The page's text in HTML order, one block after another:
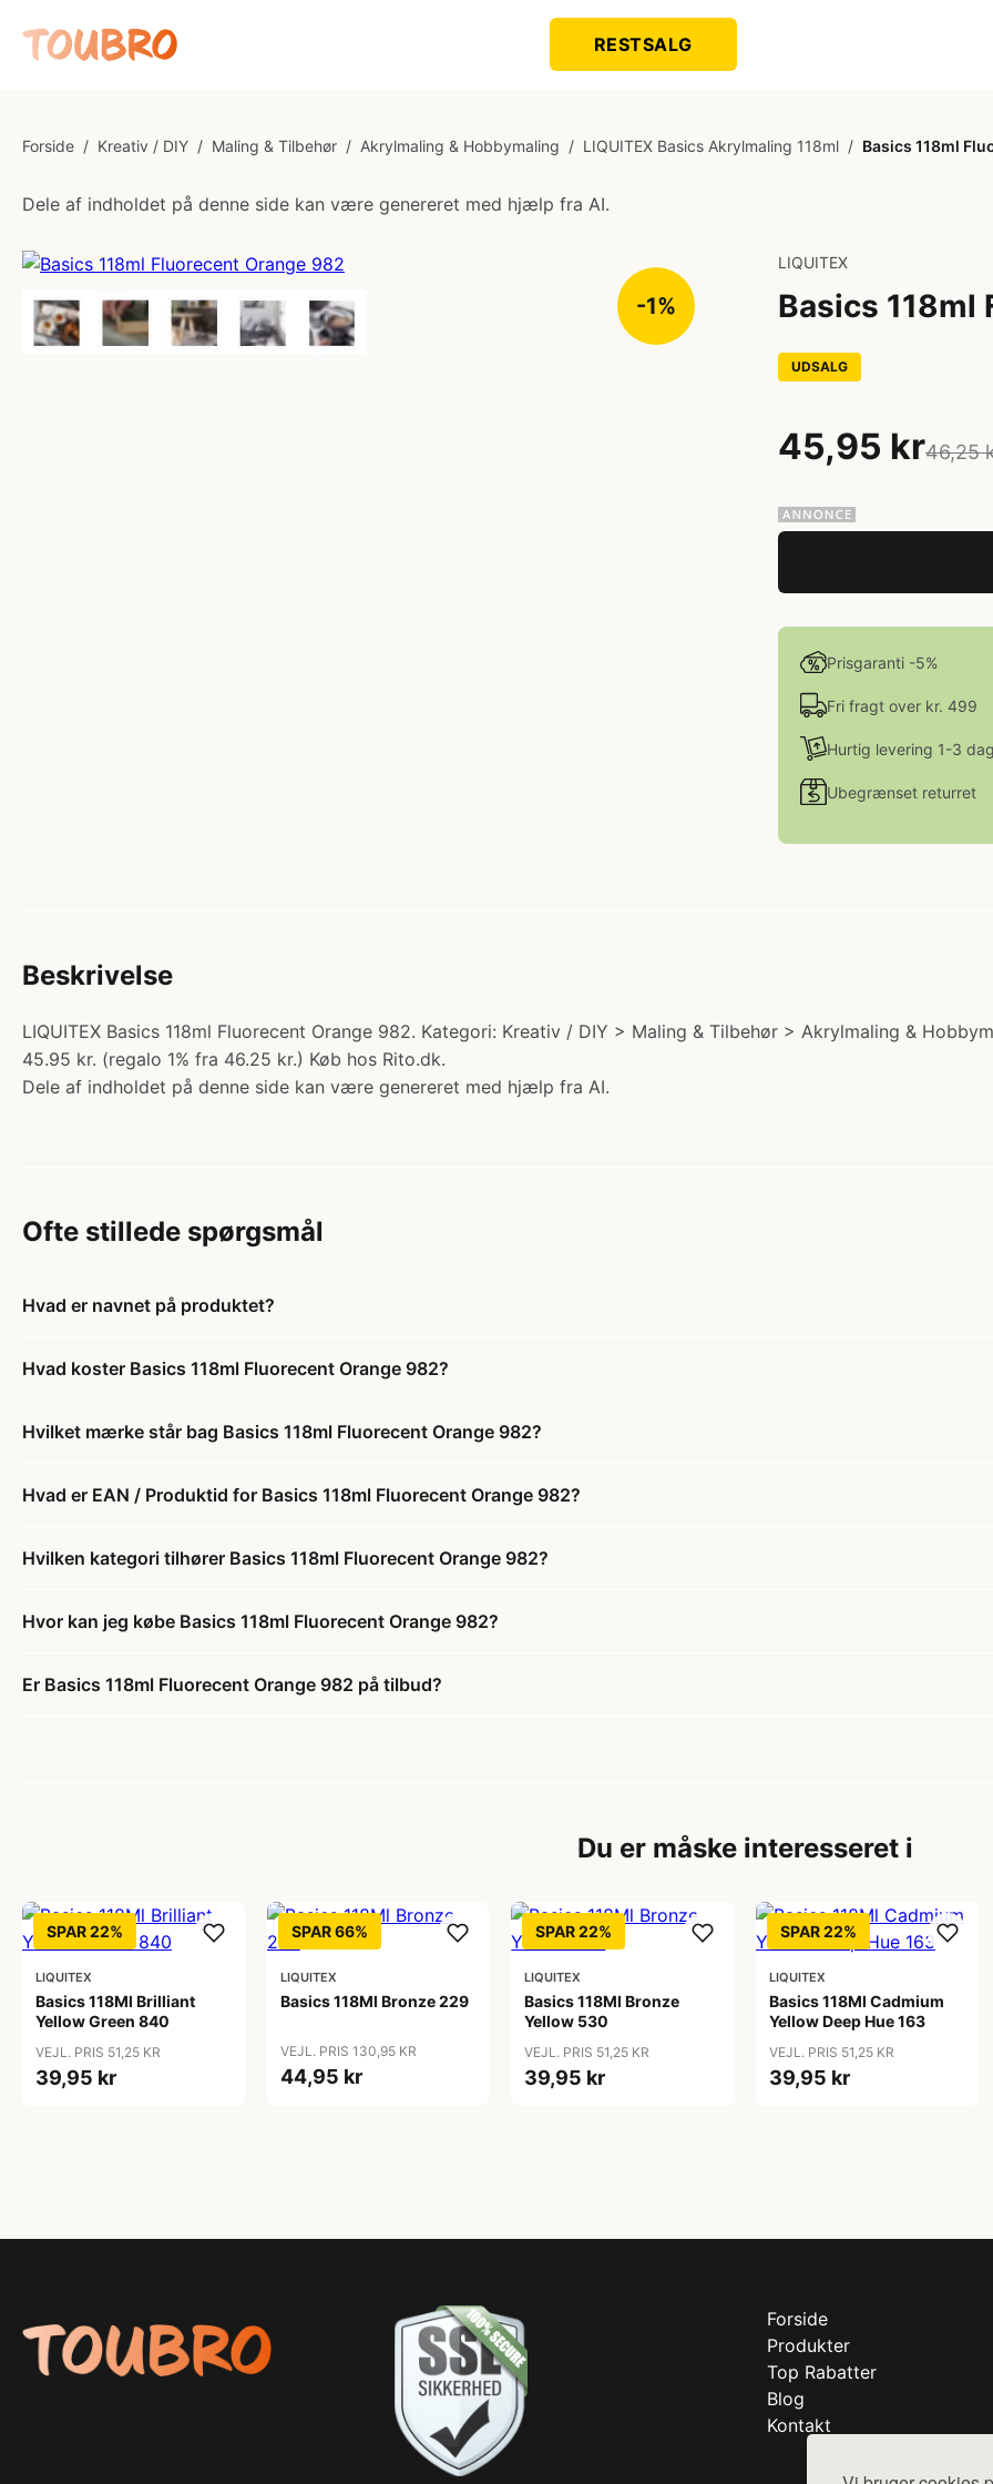
RESTSALG
Forside / Kreativ / DIY / Maling & Tilbehør / Akrylmaling & Hobbymaling / LIQUITEX Basics Akrylmaling 118ml / Basics 118ml
Dele af indholdet på denne side kan være genereret med hjælp fra AI.
-1%
LIQUITEX
Basics 118ml
UDSALG
45,95 kr46,25
Prisgaranti -5%
Fri fragt over kr. 499
Hurtig levering 1-3
Ubegrænset returret
Beskrivelse
LIQUITEX Basics 118ml Fluorecent Orange 982. Kategori: Kreativ / DIY > Maling & Tilbehør > Akrylmaling &
45.95 kr. (regalo 1% fra 46.25 kr.) Køb hos Rito.dk.
Dele af indholdet på denne side kan være genereret med hjælp fra AI.
Ofte stillede spørgsmål
Hvad er navnet på produktet?
Hvad koster Basics 118ml Fluorecent Orange 982?
Hvilket mærke står bag Basics 118ml Fluorecent Orange 982?
Hvad er EAN / Produktid for Basics 118ml Fluorecent Orange 982?
Hvilken kategori tilhører Basics 118ml Fluorecent Orange 982?
Hvor kan jeg købe Basics 118ml Fluorecent Orange 982?
Er Basics 118ml Fluorecent Orange 982 på tilbud?
Du er måske interesseret i
SPAR 22%
LIQUITEX
Basics 118Ml Brilliant
Yellow Green 840
VEJL. PRIS 51,25 KR
39,95 kr
SPAR 66%
LIQUITEX
Basics 118Ml Bronze 229
VEJL. PRIS 130,95 KR
44,95 kr
SPAR 22%
LIQUITEX
Basics 118Ml Bronze
Yellow 530
VEJL. PRIS 51,25 KR
39,95 kr
SPAR 22%
LIQUITEX
Basics 118Ml Cadmium
Yellow Deep Hue 163
VEJL. PRIS 51,25 KR
39,95 kr
Forside
Produkter
Top Rabatter
Blog
Kontakt